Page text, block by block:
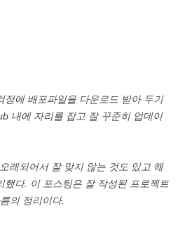
정에 배포파일을 다운로드 받아 두기
내에 자리를 잡고 잘 꾸준히 업데이
래되어서 잘 맞지 않는 것도 있고 해
했다. 이 포스팅은 잘 작성된 프로젝트
의 정리이다.